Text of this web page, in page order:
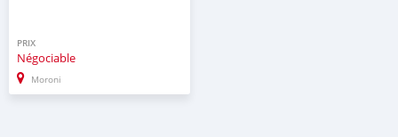
PRIX
Négociable
Moroni